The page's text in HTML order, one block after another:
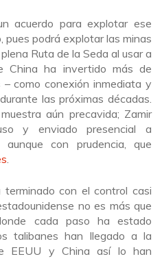
acuerdo para explotar ese
pues podrá explotar las minas
Ruta de la Seda al usar a
China ha invertido más de
como conexión inmediata y
las próximas décadas.
aún precavida; Zamir
y enviado presencial a
con prudencia, que
.
con el control casi
no es más que
cada paso ha estado
talibanes han llegado a la
EEUU y China así lo han